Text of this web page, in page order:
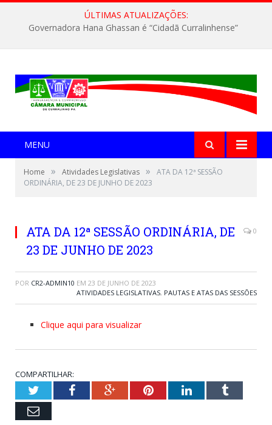
ÚLTIMAS ATUALIZAÇÕES:
Governadora Hana Ghassan é “Cidadã Curralinhense”
MENU
Home » Atividades Legislativas »
ATA DA 12ª SESSÃO
ORDINÁRIA, DE 23 DE JUNHO DE 2023
ATA DA 12ª SESSÃO ORDINÁRIA, DE
23 DE JUNHO DE 2023
0
POR CR2-ADMIN10 EM 23 DE JUNHO DE 2023
ATIVIDADES LEGISLATIVAS, PAUTAS E ATAS DAS SESSÕES
Clique aqui para visualizar
COMPARTILHAR:
TwitterFacebookGoogle+PinterestLinkedInTumblr
Email